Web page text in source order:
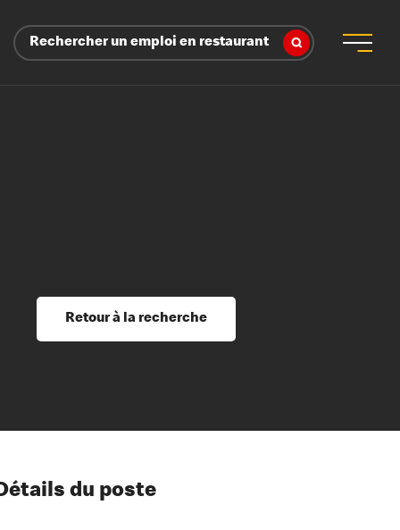
Rechercher un emploi en restaurant
et perfectionnement
du savoir
à l’égard de nos employés
directeurs
Retour à la recherche
du poste